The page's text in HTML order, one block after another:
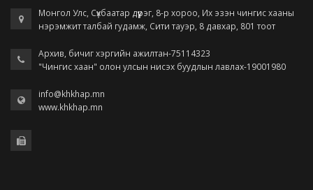
Монгол Улс, Сүхбаатар дүүрэг, 8-р хороо, Их эзэн чингис хааны
нэрэмжит талбай гудамж, Сити тауэр, 8 давхар, 801 тоот
Архив, бичиг хэргийн ажилтан-75114323
"Чингис хаан" олон улсын нисэх буудлын лавлах-19001980
info@khkhap.mn
www.khkhap.mn